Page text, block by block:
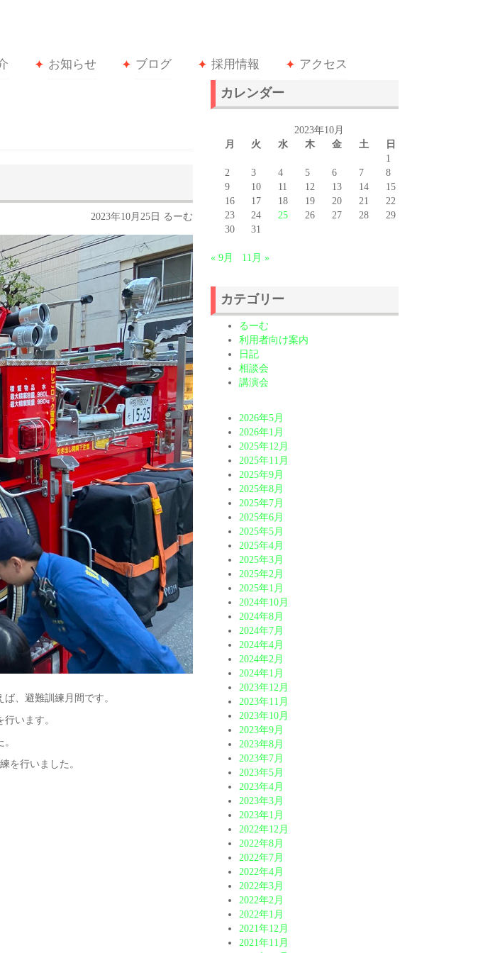
お知らせ ブログ 採用情報 アクセス
2023年10月25日 るーむ
、避難訓練月間です。
います。
を行いました。
カレンダー
2023年10月
月
火 水 木 金 土
日
1
2
3 4 5 6 7
8
9
10 11 12 13 14
15
16
17 18 19 20 21
22
23
24 25 26 27 28
29
30
31
« 9月 11月 »
カテゴリー
るーむ
利用者向け案内
日記
相談会
講演会
2026年5月
2026年1月
2025年12月
2025年11月
2025年9月
2025年8月
2025年7月
2025年6月
2025年5月
2025年4月
2025年3月
2025年2月
2025年1月
2024年10月
2024年8月
2024年7月
2024年4月
2024年2月
2024年1月
2023年12月
2023年11月
2023年10月
2023年9月
2023年8月
2023年7月
2023年5月
2023年4月
2023年3月
2023年1月
2022年12月
2022年8月
2022年7月
2022年4月
2022年3月
2022年2月
2022年1月
2021年12月
2021年11月